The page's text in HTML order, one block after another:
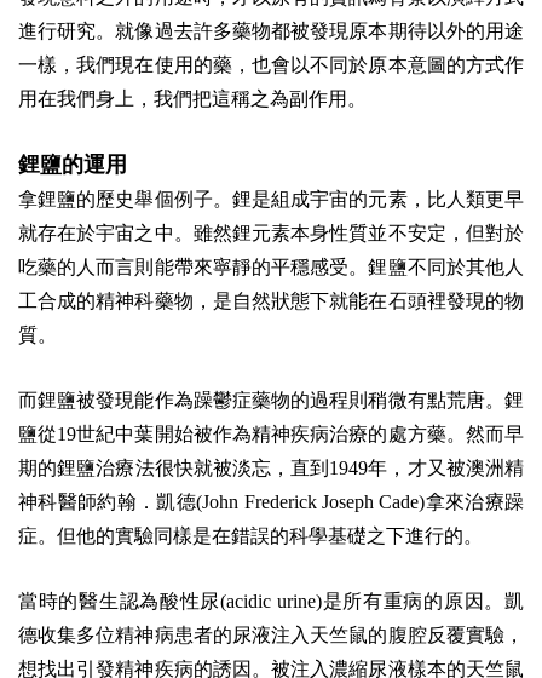
進行研究。就像過去許多藥物都被發現原本期待以外的用途
一樣，我們現在使用的藥，也會以不同於原本意圖的方式作
用在我們身上，我們把這稱之為副作用。
鋰鹽的運用
拿鋰鹽的歷史舉個例子。鋰是組成宇宙的元素，比人類更早
就存在於宇宙之中。雖然鋰元素本身性質並不安定，但對於
吃藥的人而言則能帶來寧靜的平穩感受。鋰鹽不同於其他人
工合成的精神科藥物，是自然狀態下就能在石頭裡發現的物
質。
而鋰鹽被發現能作為躁鬱症藥物的過程則稍微有點荒唐。鋰
鹽從19世紀中葉開始被作為精神疾病治療的處方藥。然而早
期的鋰鹽治療法很快就被淡忘，直到1949年，才又被澳洲精
神科醫師約翰．凱德(John Frederick Joseph Cade)拿來治療躁
症。但他的實驗同樣是在錯誤的科學基礎之下進行的。
當時的醫生認為酸性尿(acidic urine)是所有重病的原因。凱
德收集多位精神病患者的尿液注入天竺鼠的腹腔反覆實驗，
想找出引發精神疾病的誘因。被注入濃縮尿液樣本的天竺鼠